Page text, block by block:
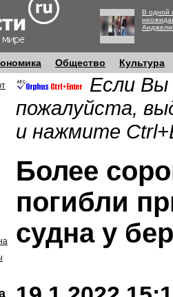
В одной
Общество Культура
Если Вы
пожалуйста,
и нажмите
Более
погибли
судна у